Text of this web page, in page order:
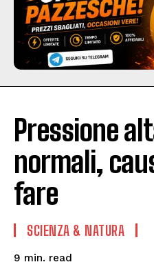
Pressione
normali,
fare
SCIENZA & NATURA
9 min. read